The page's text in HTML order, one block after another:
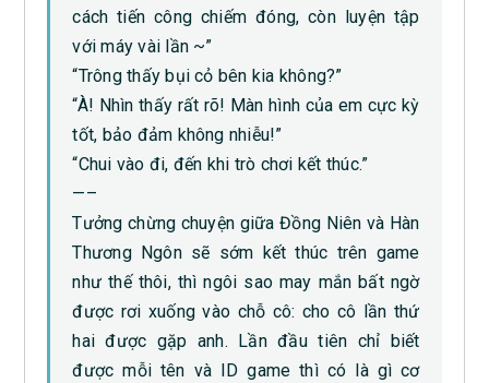
cách tiến công chiếm đóng, còn luyện tập
với máy vài lần ~”
“Trông thấy bụi cỏ bên kia không?”
“À! Nhìn thấy rất rõ! Màn hình của em cực kỳ
tốt, bảo đảm không nhiễu!”
“Chui vào đi, đến khi trò chơi kết thúc.”
—–
Tưởng chừng chuyện giữa Đồng Niên và Hàn
Thương Ngôn sẽ sớm kết thúc trên game
như thế thôi, thì ngôi sao may mắn bất ngờ
được rơi xuống vào chỗ cô: cho cô lần thứ
hai được gặp anh. Lần đầu tiên chỉ biết
được mỗi tên và ID game thì có là gì cơ